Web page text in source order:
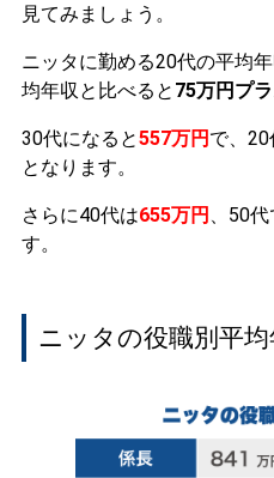
見てみましょう。
ニッタに勤める20代の平均
均年収と比べると 75万円プ
30代になると557万円 で、20
となります。
さらに40代は655万円 、50代
す。
ニッタの役職別平均